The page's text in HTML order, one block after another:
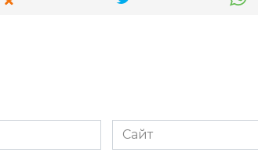
Сайт